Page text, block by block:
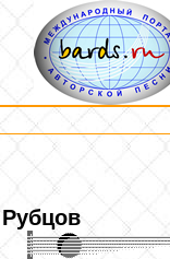
Рубцов